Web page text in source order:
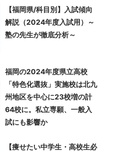
【福岡県/科目別】入試傾向
解説（2024年度入試用）～
塾の先生が徹底分析～
福岡の2024年度県立高校
「特色化選抜」実施校は北九
州地区を中心に23校増の計
64校に。私立専願、一般入
試にも影響か
【痩せたい中学生・高校生必